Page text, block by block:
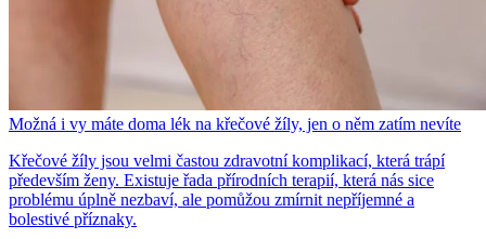
Možná i vy máte doma lék na křečové žíly, jen o něm zatím nevíte
Křečové žíly jsou velmi častou zdravotní komplikací, která trápí
především ženy. Existuje řada přírodních terapií, která nás sice
problému úplně nezbaví, ale pomůžou zmírnit nepříjemné a
bolestivé příznaky.